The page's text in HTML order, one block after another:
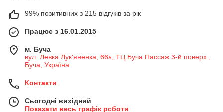
99% позитивних з 215 відгуків за рік
Працює з 16.01.2015
м. Буча
вул. Левка Лук'яненка, 66а, ТЦ Буча Пассаж 3-й поверх ,
Буча, Україна
Контакти
Сьогодні вихідний
Показати весь графік роботи